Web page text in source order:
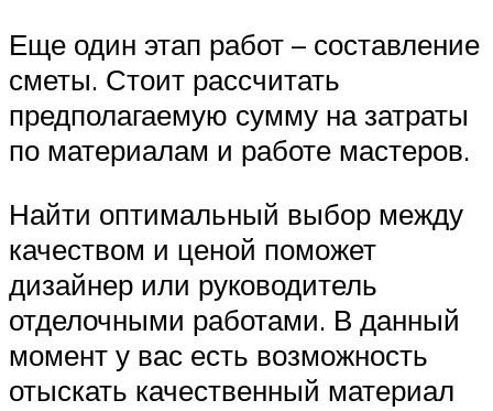
Еще один этап работ – составление
сметы. Стоит рассчитать
предполагаемую сумму на затраты
по материалам и работе мастеров.
Найти оптимальный выбор между
качеством и ценой поможет
дизайнер или руководитель
отделочными работами. В данный
момент у вас есть возможность
отыскать качественный материал